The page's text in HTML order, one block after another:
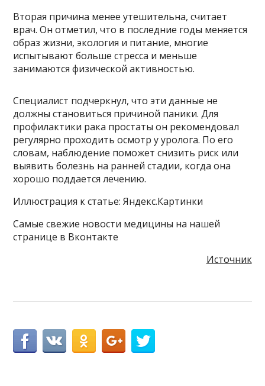
Вторая причина менее утешительна, считает
врач. Он отметил, что в последние годы меняется
образ жизни, экология и питание, многие
испытывают больше стресса и меньше
занимаются физической активностью.
Специалист подчеркнул, что эти данные не
должны становиться причиной паники. Для
профилактики рака простаты он рекомендовал
регулярно проходить осмотр у уролога. По его
словам, наблюдение поможет снизить риск или
выявить болезнь на ранней стадии, когда она
хорошо поддается лечению.
Иллюстрация к статье: Яндекс.Картинки
Самые свежие новости медицины на нашей
странице в Вконтакте
Источник